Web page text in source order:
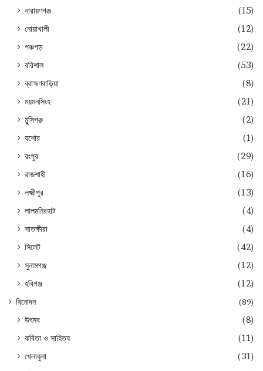
নারায়ণগঞ্জ
(15)
নোয়াখালী
(12)
পঞ্চগড়
(22)
বরিশাল
(53)
ব্রাহ্মণবাড়িয়া
(8)
ময়মনসিংহ
(21)
মুন্সিগঞ্জ
(2)
যশোর
(1)
রংপুর
(29)
রাজশাহী
(16)
লক্ষ্মীপুর
(13)
লালমনিরহাট
(4)
সাতক্ষীরা
(4)
সিলেট
(42)
সুনামগঞ্জ
(12)
হবিগঞ্জ
(12)
বিনোদন (89)
উৎসব
(8)
কবিতা ও সাহিত্য
(11)
খেলাধুলা
(31)